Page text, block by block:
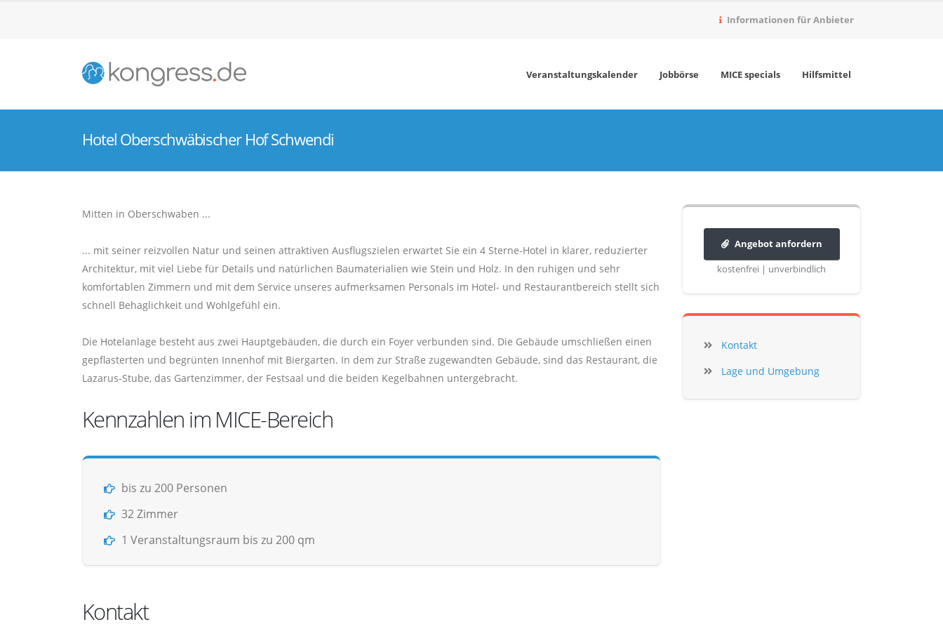
Informationen für Anbieter
Veranstaltungskalender Jobbörse MICE specials Hilfsmittel
Hotel Oberschwäbischer Hof Schwendi
Mitten in Oberschwaben ...
... mit seiner reizvollen Natur und seinen attraktiven Ausflugszielen erwartet Sie ein 4 Sterne-Hotel in klarer, reduzierter
Architektur, mit viel Liebe für Details und natürlichen Baumaterialien wie Stein und Holz. In den ruhigen und sehr
komfortablen Zimmern und mit dem Service unseres aufmerksamen Personals im Hotel- und Restaurantbereich stellt sich
schnell Behaglichkeit und Wohlgefühl ein.
Die Hotelanlage besteht aus zwei Hauptgebäuden, die durch ein Foyer verbunden sind. Die Gebäude umschließen einen
gepflasterten und begrünten Innenhof mit Biergarten. In dem zur Straße zugewandten Gebäude, sind das Restaurant, die
Lazarus-Stube, das Gartenzimmer, der Festsaal und die beiden Kegelbahnen untergebracht.
Kennzahlen im MICE-Bereich
bis zu 200 Personen
32 Zimmer
1 Veranstaltungsraum bis zu 200 qm
Kontakt
Angebot anfordern
kostenfrei | unverbindlich
Kontakt
Lage und Umgebung